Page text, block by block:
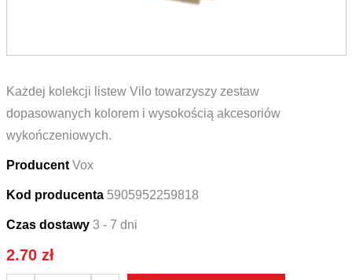
Każdej kolekcji listew Vilo towarzyszy zestaw
dopasowanych kolorem i wysokością akcesoriów
wykończeniowych.
Producent Vox
Kod producenta 5905952259818
Czas dostawy 3 - 7 dni
2.70 zł